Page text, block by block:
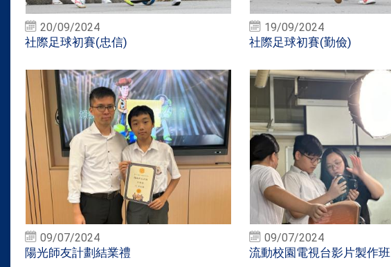
20/09/2024
社際足球初賽(忠信)
19/09/2024
社際足球初賽(勤儉)
09/07/2024
陽光師友計劃結業禮
09/07/2024
流動校園電視台影片製作班